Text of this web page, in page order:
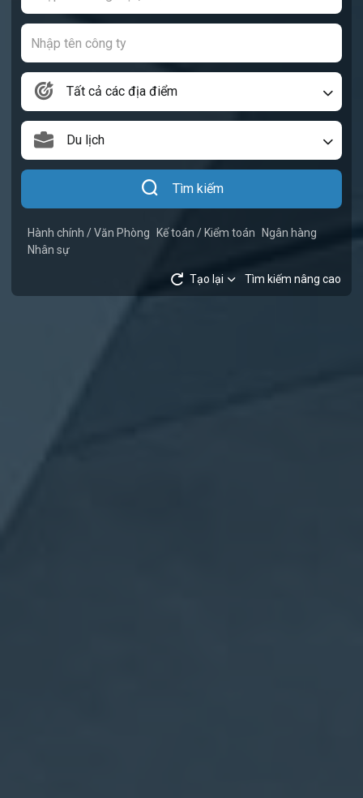
Tất cả các địa điểm
Du lịch
Tìm kiếm
Hành chính / Văn Phòng Kế toán / Kiểm toán
Ngân hàng
Nhân sự
Tạo lại Tìm kiếm nâng cao